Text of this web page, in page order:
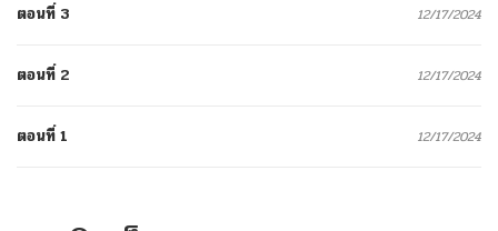
ตอนที่ 3 12/17/2024
ตอนที่ 2 12/17/2024
ตอนที่ 1 12/17/2024